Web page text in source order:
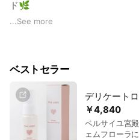
ド🌿
📩今だけ🎁
💡診断後はあなたに合った美容
初回10％OFFクーポン🎁
更年期・疲れ顔・PMS・むく
🔔月1ペースで専門家のセルフ
フォロー感覚でご登録くださ
...See more
ベストセラー
￥4,840
デリケート
ベルサイユ宮
ェムフローラ